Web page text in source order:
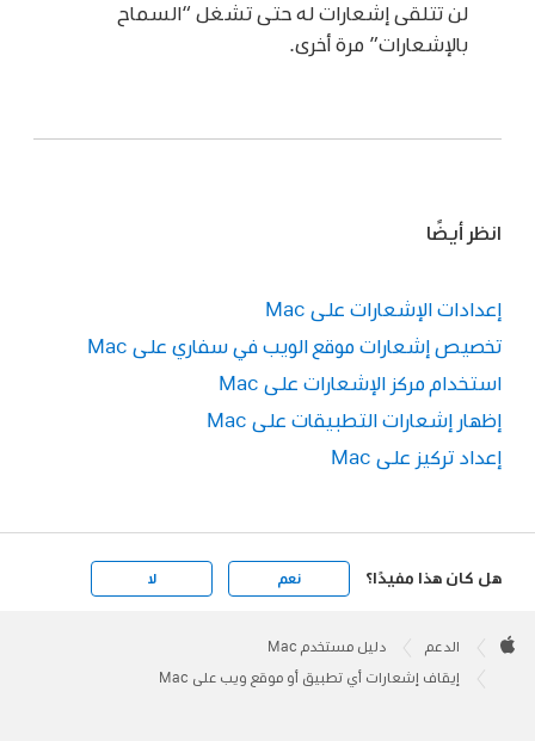
لن تتلقى إشعارات له حتى تشغل “السماح
بالإشعارات” مرة أخرى.
انظر أيضًا
إعدادات الإشعارات على Mac
تخصيص إشعارات موقع الويب في سفاري على Mac
استخدام مركز الإشعارات على Mac
إظهار إشعارات التطبيقات على Mac
إعداد تركيز على Mac
هل كان هذا مفيدًا؟ نعم لا
Footer

الدعم دليل مستخدم Mac
إيقاف إشعارات أي تطبيق أو موقع ويب على Mac